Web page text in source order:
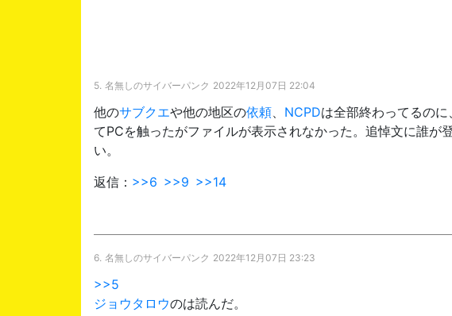
5. 名無しのサイバーパンク 2022年12月07日 22:04
他のサブクエや他の地区の依頼 NCPDは全部終わってるのに、
てPCを触ったがファイルが表示されなかった。追悼文に誰が
い。
返信： >>6 >>9 >>14
6. 名無しのサイバーパンク 2022年12月07日 23:23
>>5
ジョウタロウのは読んだ。